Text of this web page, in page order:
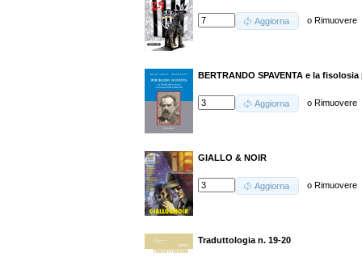
Aggiorna oRimuovere
BERTRANDO SPAVENTA e la
Aggiorna oRimuovere
GIALLO & NOIR
Aggiorna oRimuovere
Traduttologia n. 19-20